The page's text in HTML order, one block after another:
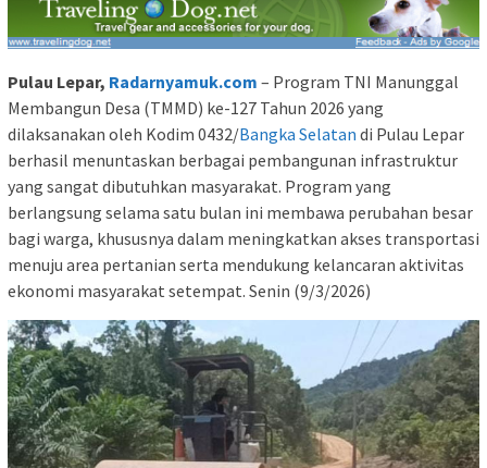
Pulau Lepar, Radarnyamuk.com – Program TNI Manunggal
Membangun Desa (TMMD) ke-127 Tahun 2026 yang
dilaksanakan oleh Kodim 0432/Bangka Selatan di Pulau Lepar
berhasil menuntaskan berbagai pembangunan infrastruktur
yang sangat dibutuhkan masyarakat. Program yang
berlangsung selama satu bulan ini membawa perubahan besar
bagi warga, khususnya dalam meningkatkan akses transportasi
menuju area pertanian serta mendukung kelancaran aktivitas
ekonomi masyarakat setempat. Senin (9/3/2026)